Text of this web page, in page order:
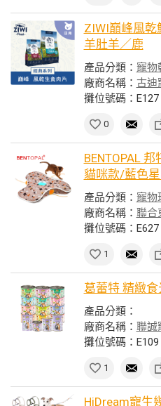
ZIWI巔峰風乾
羊肚羊／鹿
產品分類： 寵物
廠商名稱： 古迪
攤位號碼：E127
0
BENTOPAL
貓咪款/藍色
產品分類： 寵物
廠商名稱： 聯合
攤位號碼：E627
1
葛蕾特 精緻
產品分類：
廠商名稱： 聯誠
攤位號碼：E109
1
HiDream寵生